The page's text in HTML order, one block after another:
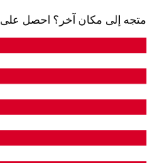
متجه إلى مكان آخر؟ احصل على eSIM لمحطتك التالية.